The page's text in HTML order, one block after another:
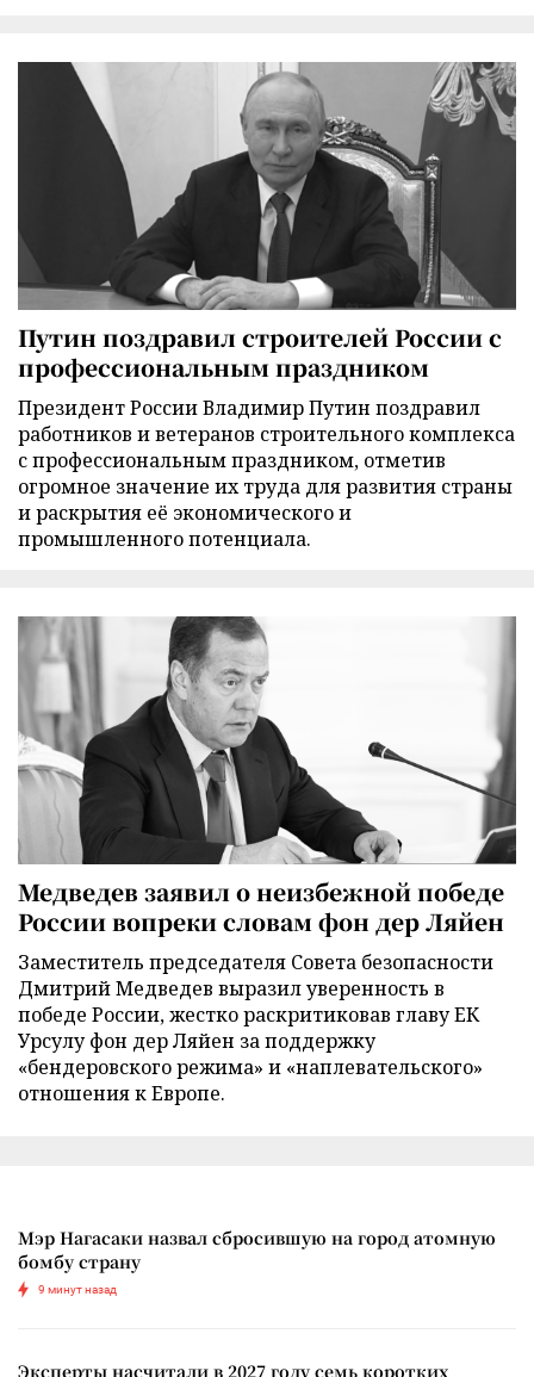
Путин поздравил строителей России с
профессиональным праздником
Президент России Владимир Путин поздравил
работников и ветеранов строительного комплекса
с профессиональным праздником, отметив
огромное значение их труда для развития страны
и раскрытия её экономического и
промышленного потенциала.
Медведев заявил о неизбежной победе
России вопреки словам фон дер Ляйен
Заместитель председателя Совета безопасности
Дмитрий Медведев выразил уверенность в
победе России, жестко раскритиковав главу ЕК
Урсулу фон дер Ляйен за поддержку
«бендеровского режима» и «наплевательского»
отношения к Европе.
Мэр Нагасаки назвал сбросившую на город атомную
бомбу страну
9 минут назад
Эксперты насчитали в 2027 году семь коротких